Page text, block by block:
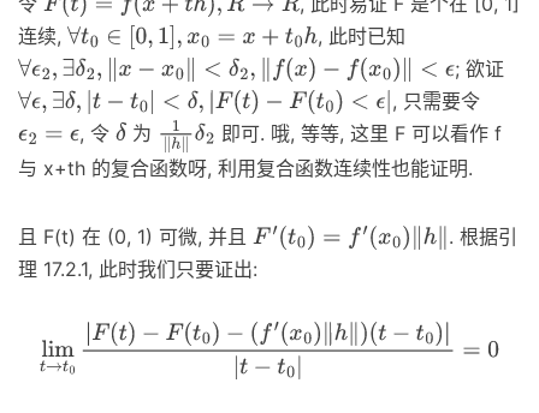
F(t)= (x +th), R→R
连续, ∀t0 ∈ 0,1 ], x0=x +t 0h
, 此时已知
∀ϵ2 ∃δ2 x−x0‖< 2,‖f (x)− (x0)‖ <ϵ
; 欲证
∀ϵ, ∃δ t−t0|< ,|F (t) −F(t0) <ϵ |
, 只需要令
ϵ2 =ϵ , 令 δ为 1‖h‖δ2 即可. 哦, 等等, 这里 F 可以看作 f
与 x+th 的复合函数呀, 利用复合函数连续性也能证明.
且 F(t) 在 (0, 1) 可微, 并且 F′( t0)= ′(x 0) ‖h‖
. 根据引
理 17.2.1, 此时我们只要证出:
t→t0 F( t)−F(t0 )− (f′(x0)‖h )(t −t0) ||t −t0